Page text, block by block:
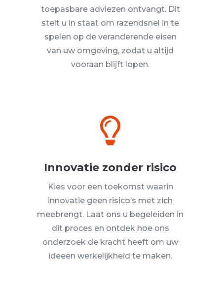
toepasbare adviezen ontvangt. Dit
stelt u in staat om razendsnel in te
spelen op de veranderende eisen
van uw omgeving, zodat u altijd
vooraan blijft lopen.

Innovatie zonder risico
Kies voor een toekomst waarin
innovatie geen risico’s met zich
meebrengt. Laat ons u begeleiden in
dit proces en ontdek hoe ons
onderzoek de kracht heeft om uw
ideeën werkelijkheid te maken.